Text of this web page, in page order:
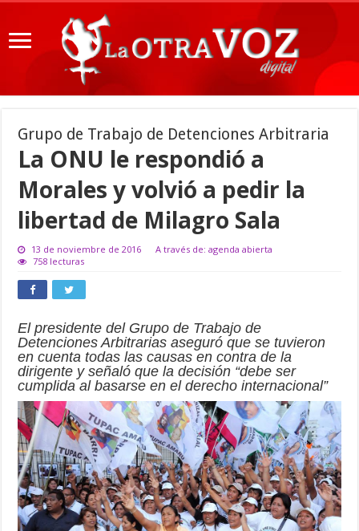
Grupo de Trabajo de Detenciones Arbitraria
La ONU le respondió a
Morales y volvió a pedir la
libertad de Milagro Sala
13 de noviembre de 2016
A través de: agenda abierta
758 lecturas
El presidente del Grupo de Trabajo de
Detenciones Arbitrarias aseguró que se tuvieron
en cuenta todas las causas en contra de la
dirigente y señaló que la decisión “debe ser
cumplida al basarse en el derecho internacional”